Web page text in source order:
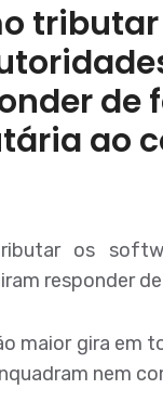
de
ao
os
responder
maior gira em
nem